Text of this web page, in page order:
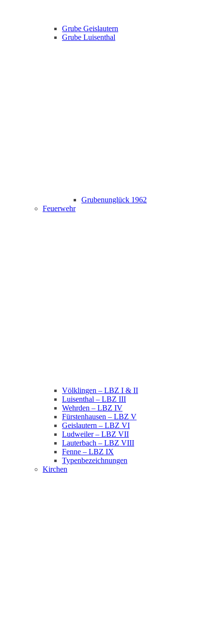
Grube Geislautern
Grube Luisenthal
Grubenunglück 1962
Feuerwehr
Völklingen – LBZ I & II
Luisenthal – LBZ III
Wehrden – LBZ IV
Fürstenhausen – LBZ V
Geislautern – LBZ VI
Ludweiler – LBZ VII
Lauterbach – LBZ VIII
Fenne – LBZ IX
Typenbezeichnungen
Kirchen